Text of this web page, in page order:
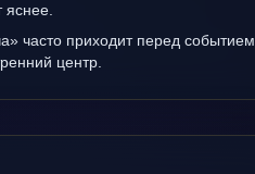
яснее.
часто приходит перед событием,
центр.